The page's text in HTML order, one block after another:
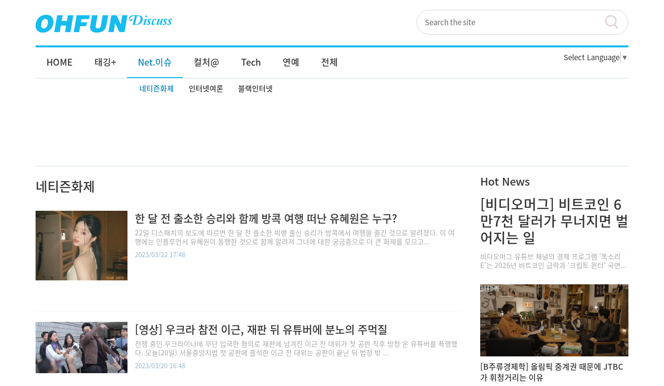
HOME 태깅+ Net.이슈
네티즌화제 인터넷여론 블랙인터넷
컬처@ Tech 연예 전체 Select Language ▼
네티즌화제
한 달 전 출소한 승리와 함께 방콕 여행 떠난 유혜원은 누구?
22일 디스패치의 보도에 따르면 한 달 전 출소한 빅뱅 출신 승리가 방콕에서 여행을 즐긴 것으로 알려졌다. 이 여
행에는 인플루언서 유혜원이 동행한 것으로 함께 알려져 그녀에 대한 궁금증으로 더 큰 화제를 모으고...
2023/03/22 17:48
[영상] 우크라 참전 이근, 재판 뒤 유튜버에 분노의 주먹질
전쟁 중인 우크라이나에 무단 입국한 혐의로 재판에 넘겨진 이근 전 대위가 첫 공판 직후 방청 온 유튜버를 폭행했
다. 오늘(20일) 서울중앙지법 첫 공판에 출석한 이근 전 대위는 공판이 끝난 뒤 법정 밖 ...
2023/03/20 16:48
Hot News
[비디오머그] 비트코인 6
만7천 달러가 무너지면 벌
어지는 일
비디오머그 유튜브 채널의 경제 프로그램 ‘똑소리
E’는 2026년 비트코인 급락과 ‘크립토 윈터’ 국면...
[B주류경제학] 올림픽 중계권 때문에 JTBC
가 휘청거리는 이유